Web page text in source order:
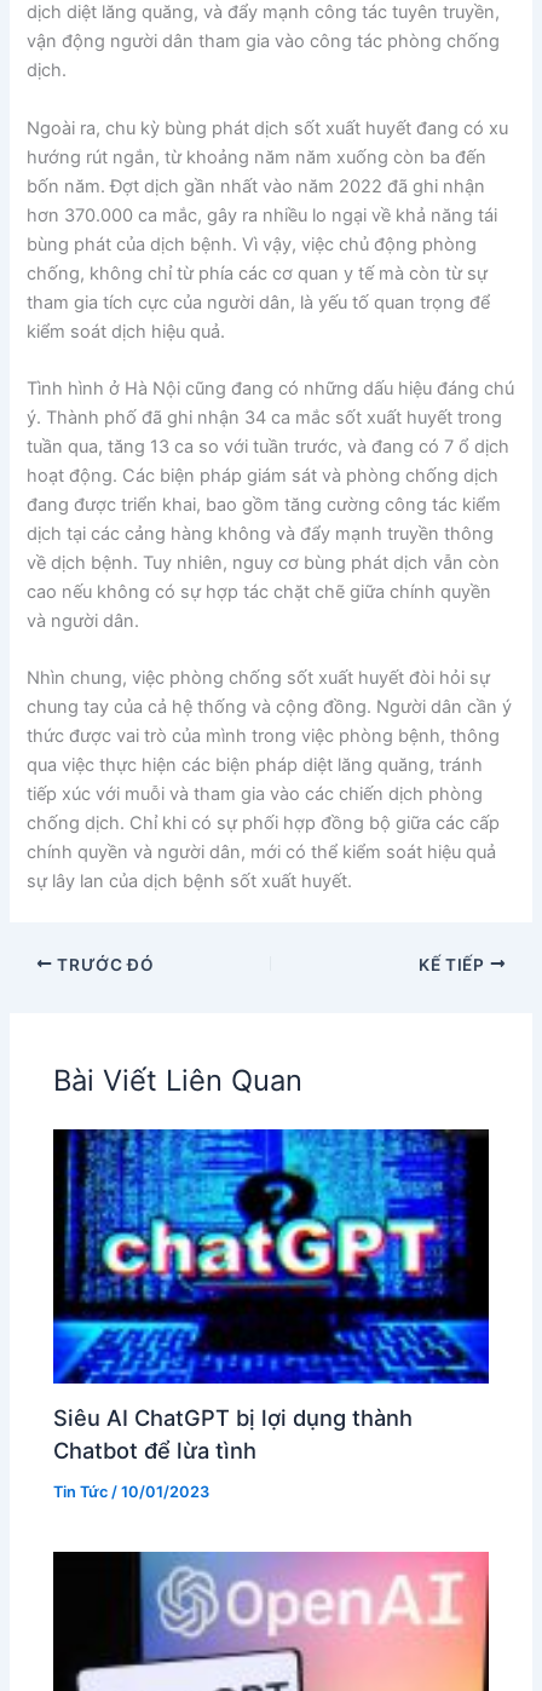
dịch diệt lăng quăng, và đẩy mạnh công tác tuyên truyền,
vận động người dân tham gia vào công tác phòng chống
dịch.
Ngoài ra, chu kỳ bùng phát dịch sốt xuất huyết đang có xu
hướng rút ngắn, từ khoảng năm năm xuống còn ba đến
bốn năm. Đợt dịch gần nhất vào năm 2022 đã ghi nhận
hơn 370.000 ca mắc, gây ra nhiều lo ngại về khả năng tái
bùng phát của dịch bệnh. Vì vậy, việc chủ động phòng
chống, không chỉ từ phía các cơ quan y tế mà còn từ sự
tham gia tích cực của người dân, là yếu tố quan trọng để
kiểm soát dịch hiệu quả.
Tình hình ở Hà Nội cũng đang có những dấu hiệu đáng chú
ý. Thành phố đã ghi nhận 34 ca mắc sốt xuất huyết trong
tuần qua, tăng 13 ca so với tuần trước, và đang có 7 ổ dịch
hoạt động. Các biện pháp giám sát và phòng chống dịch
đang được triển khai, bao gồm tăng cường công tác kiểm
dịch tại các cảng hàng không và đẩy mạnh truyền thông
về dịch bệnh. Tuy nhiên, nguy cơ bùng phát dịch vẫn còn
cao nếu không có sự hợp tác chặt chẽ giữa chính quyền
và người dân.
Nhìn chung, việc phòng chống sốt xuất huyết đòi hỏi sự
chung tay của cả hệ thống và cộng đồng. Người dân cần ý
thức được vai trò của mình trong việc phòng bệnh, thông
qua việc thực hiện các biện pháp diệt lăng quăng, tránh
tiếp xúc với muỗi và tham gia vào các chiến dịch phòng
chống dịch. Chỉ khi có sự phối hợp đồng bộ giữa các cấp
chính quyền và người dân, mới có thể kiểm soát hiệu quả
sự lây lan của dịch bệnh sốt xuất huyết.
TRƯỚC ĐÓ KẾ TIẾP
Bài Viết Liên Quan
Siêu AI ChatGPT bị lợi dụng thành
Chatbot để lừa tình
Tin Tức /10/01/2023